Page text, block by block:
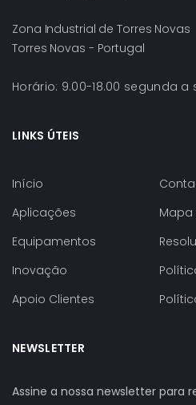
Zona Industrial de Torres Novas
Torres Novas - Portugal
Horário: 9.00-18.00 segunda a
LINKS ÚTEIS
Início
Aplicações
Equipamentos
Inovação
Apoio Clientes
Mapa
NEWSLETTER
Assine a nossa newsletter para